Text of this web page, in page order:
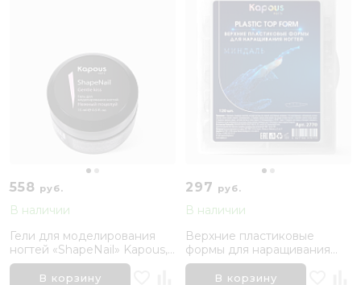
558 руб.
В наличии
Гели для моделирования
ногтей «ShapeNail» Kapous,
Нежный поцелуй
В корзину
297 руб.
В наличии
Верхние пластиковые
формы для наращивания
ногтей, Миндаль Kapous
Nails, 120 шт
В корзину